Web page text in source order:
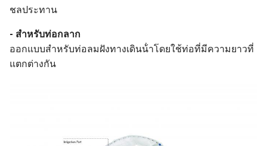
ชลประทาน
- สําหรับท่อกลาก
ออกแบบสําหรับท่อลมฝังทางเดินน้ําโดยใช้ท่อที่มีความยาวที่
แตกต่างกัน